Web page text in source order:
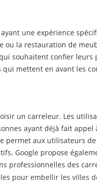
une expérience
la restauration de
souhaitent confier leurs
mettent en avant les
un carreleur. Les
ayant déjà fait appel
permet aux utilisateurs
Google propose
professionnelles des
pour embellir les villes